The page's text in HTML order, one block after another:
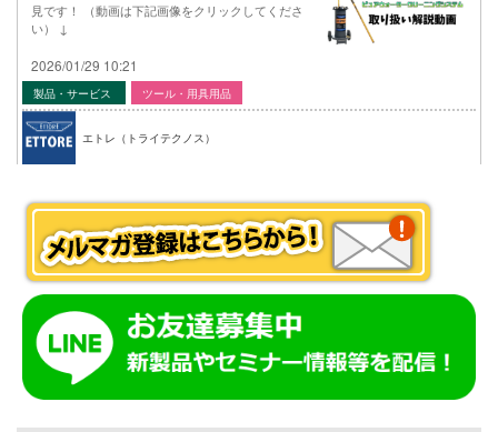
見です！ （動画は下記画像をクリックしてくださ
い） ↓
2026/01/29 10:21
製品・サービス ツール・用具用品
エトレ（トライテクノス）